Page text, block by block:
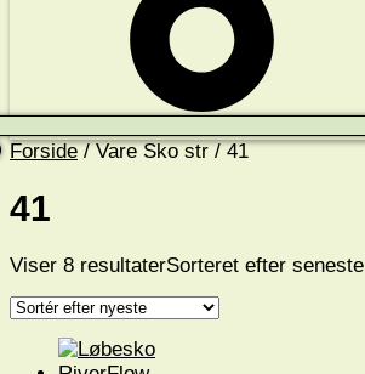
Forside/ Vare Sko str / 41
41
Viser 8 resultaterSorteret efter seneste